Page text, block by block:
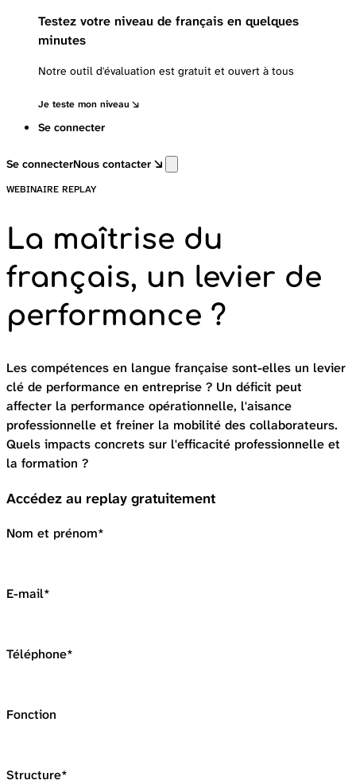
Testez votre niveau de français en quelques
minutes
Notre outil d'évaluation est gratuit et ouvert à tous
Je teste mon niveau
Se connecter
Se connecterNous contacter
WEBINAIRE REPLAY
La maîtrise du
français, un levier de
performance ?
Les compétences en langue française sont-elles un levier
clé de performance en entreprise ? Un déficit peut
affecter la performance opérationnelle, l'aisance
professionnelle et freiner la mobilité des collaborateurs.
Quels impacts concrets sur l'efficacité professionnelle et
la formation ?
Accédez au replay gratuitement
Nom et prénom*
E-mail*
Téléphone*
Fonction
Structure*